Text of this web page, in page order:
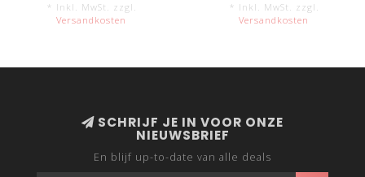
* Inkl. MwSt. zzgl.
Versandkosten
* Inkl. MwSt. zzgl.
Versandkosten
SCHRIJF JE IN VOOR ONZE
NIEUWSBRIEF
En blijf up-to-date van alle deals